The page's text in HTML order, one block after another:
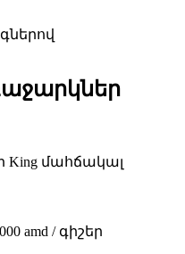
մահճակալ
amd / գիշեր